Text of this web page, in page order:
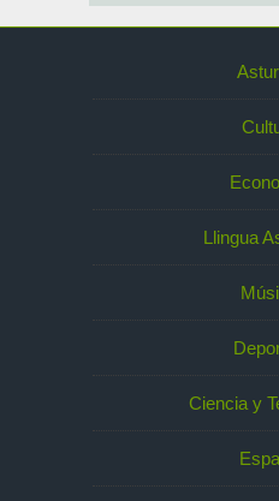
Llingua
Ciencia y